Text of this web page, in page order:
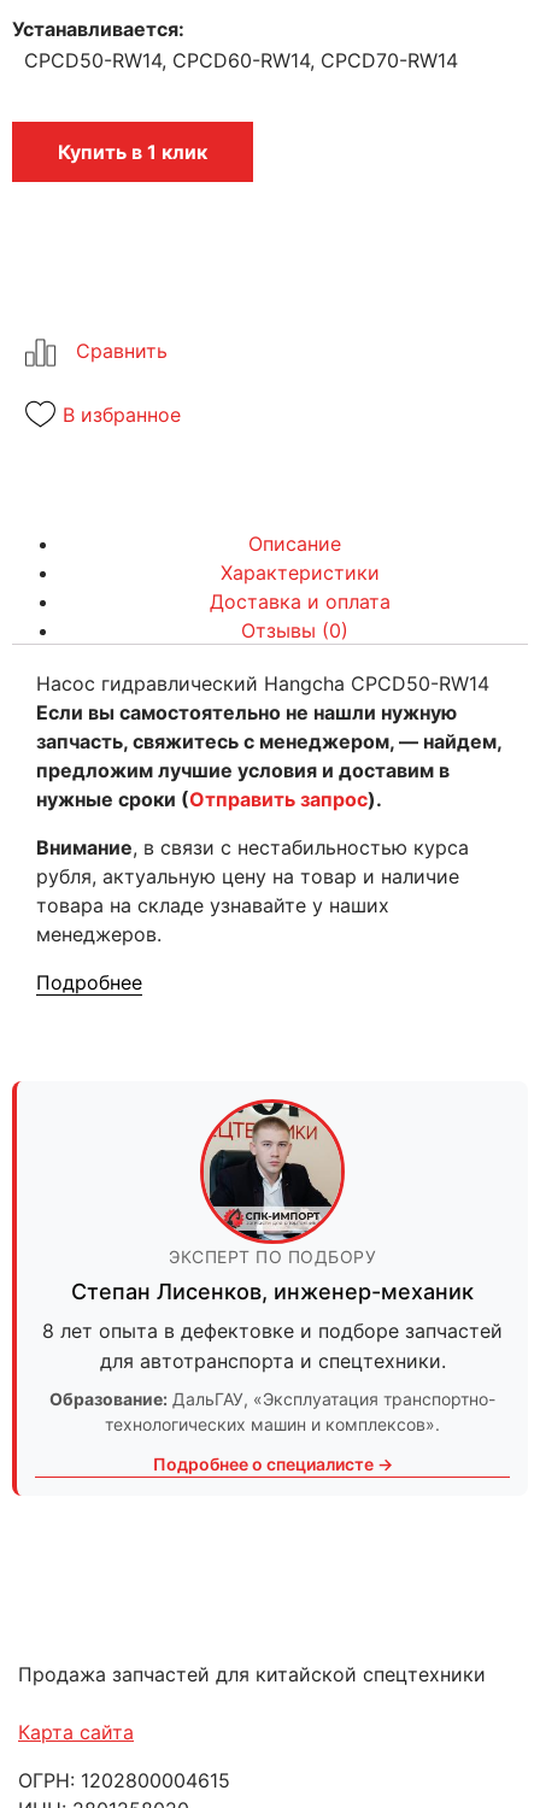
Устанавливается
CPCD50-RW14, CPCD60-RW14, CPCD70-RW14
Купить в 1 клик
В избранное
Описание
Характеристики
Доставка и оплата
Отзывы (0)
Насос гидравлический Hangcha CPCD50-RW14
Если вы самостоятельно не нашли нужную
запчасть, свяжитесь с менеджером, — найдем,
предложим лучшие условия и доставим в
нужные сроки (Отправить запрос).
Внимание, в связи с нестабильностью курса
рубля, актуальную цену на товар и наличие
товара на складе узнавайте у наших
менеджеров.
Подробнее
ЭКСПЕРТ ПО ПОДБОРУ
Степан Лисенков, инженер-механик
8 лет опыта в дефектовке и подборе запчастей
для автотранспорта и спецтехники.
Образование: ДальГАУ, «Эксплуатация транспортно-
технологических машин и комплексов».
Подробнее о специалисте →
Продажа запчастей для китайской спецтехники
Карта сайта
ОГРН: 1202800004615